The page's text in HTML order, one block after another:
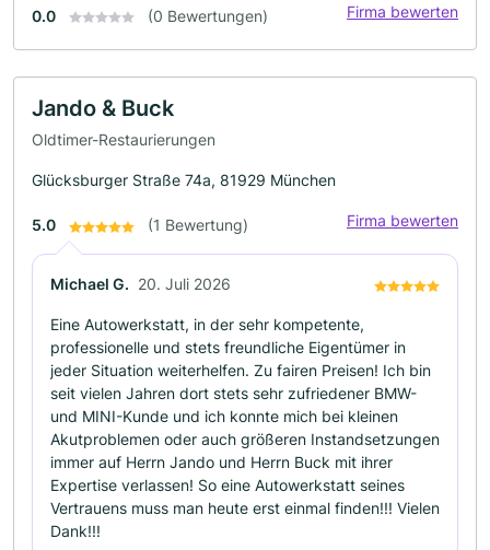
0.0 (0 Bewertungen) Firma bewerten
Jando & Buck
Oldtimer-Restaurierungen
Glücksburger Straße 74a, 81929 München
5.0 (1 Bewertung) Firma bewerten
Michael G. 20. Juli 2026
Eine Autowerkstatt, in der sehr kompetente,
professionelle und stets freundliche Eigentümer in
jeder Situation weiterhelfen. Zu fairen Preisen! Ich bin
seit vielen Jahren dort stets sehr zufriedener BMW-
und MINI-Kunde und ich konnte mich bei kleinen
Akutproblemen oder auch größeren Instandsetzungen
immer auf Herrn Jando und Herrn Buck mit ihrer
Expertise verlassen! So eine Autowerkstatt seines
Vertrauens muss man heute erst einmal finden!!! Vielen
Dank!!!